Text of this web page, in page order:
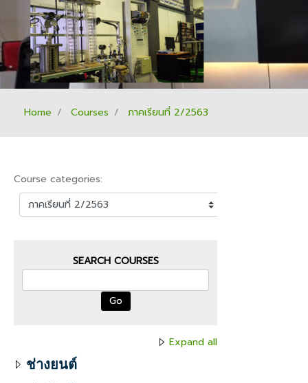
Home Courses ภาคเรียนที่ 2/2563
Course categories:
SEARCH COURSES
Go
Expand all
ช่างยนต์